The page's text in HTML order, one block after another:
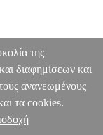
της
διαφημίσεων και
ανανεωμένους
τα cookies.